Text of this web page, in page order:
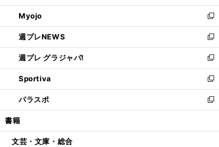
開
く
ウ
で
開
く
ン
ド
ウ
で
開
く
ウ
ィ
ン
ド
ウ
で
開
く
Myojo
新
し
い
ウ
ィ
ン
ド
ウ
で
開
週プレNEWS
新
し
い
ウ
ィ
ン
ド
ウ
開
週プレ グラジャパ!
新
し
い
ウ
ィ
ン
ウ
Sportiva
新
し
い
ウ
ン
パラスポ
新
し
ウ
書籍
文芸・文庫・総合